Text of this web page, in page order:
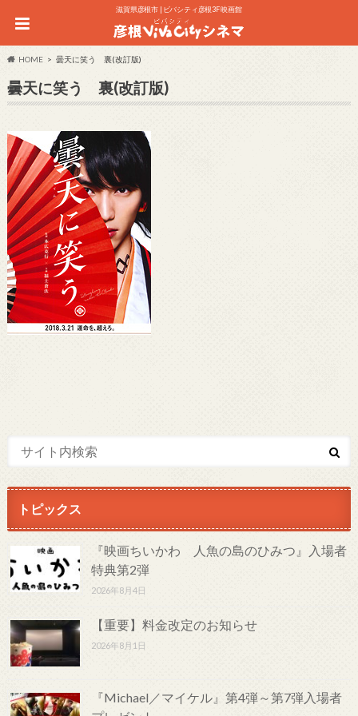
滋賀県彦根市 | ビバシティ彦根3F 映画館
HOME 曇天に笑う 裏(改訂版)
曇天に笑う 裏(改訂版)
トピックス
『映画ちいかわ 人魚の島のひみつ』入場者
特典第2弾
2026年8月4日
【重要】料金改定のお知らせ
2026年8月1日
『Michael／マイケル』第4弾～第7弾入場者